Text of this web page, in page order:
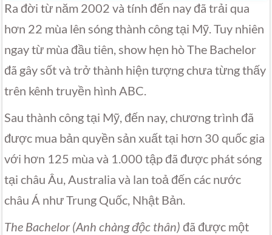
Ra đời từ năm 2002 và tính đến nay đã trải qua
hơn 22 mùa lên sóng thành công tại Mỹ. Tuy nhiên
ngay từ mùa đầu tiên, show hẹn hò The Bachelor
đã gây sốt và trở thành hiện tượng chưa từng thấy
trên kênh truyền hình ABC.
Sau thành công tại Mỹ, đến nay, chương trình đã
được mua bản quyền sản xuất tại hơn 30 quốc gia
với hơn 125 mùa và 1.000 tập đã được phát sóng
tại châu Âu, Australia và lan toả đến các nước
châu Á như Trung Quốc, Nhật Bản.
The Bachelor (Anh chàng độc thân) đã được một